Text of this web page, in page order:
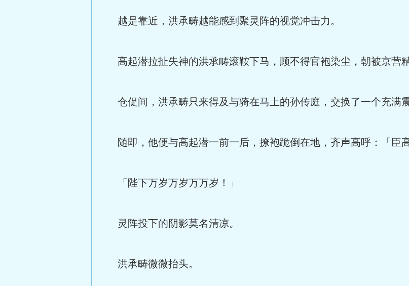
越是靠近，洪承畴越能感到聚灵阵的视觉冲击力。
高起潜拉扯失神的洪承畴滚鞍下马，顾不得官袍染尘，朝被京营
仓促间，洪承畴只来得及与骑在马上的孙传庭，交换了一个充满
随即，他便与高起潜一前一后，撩袍跪倒在地，齐声高呼：「臣
「陛下万岁万岁万万岁！」
灵阵投下的阴影莫名清凉。
洪承畴微微抬头。